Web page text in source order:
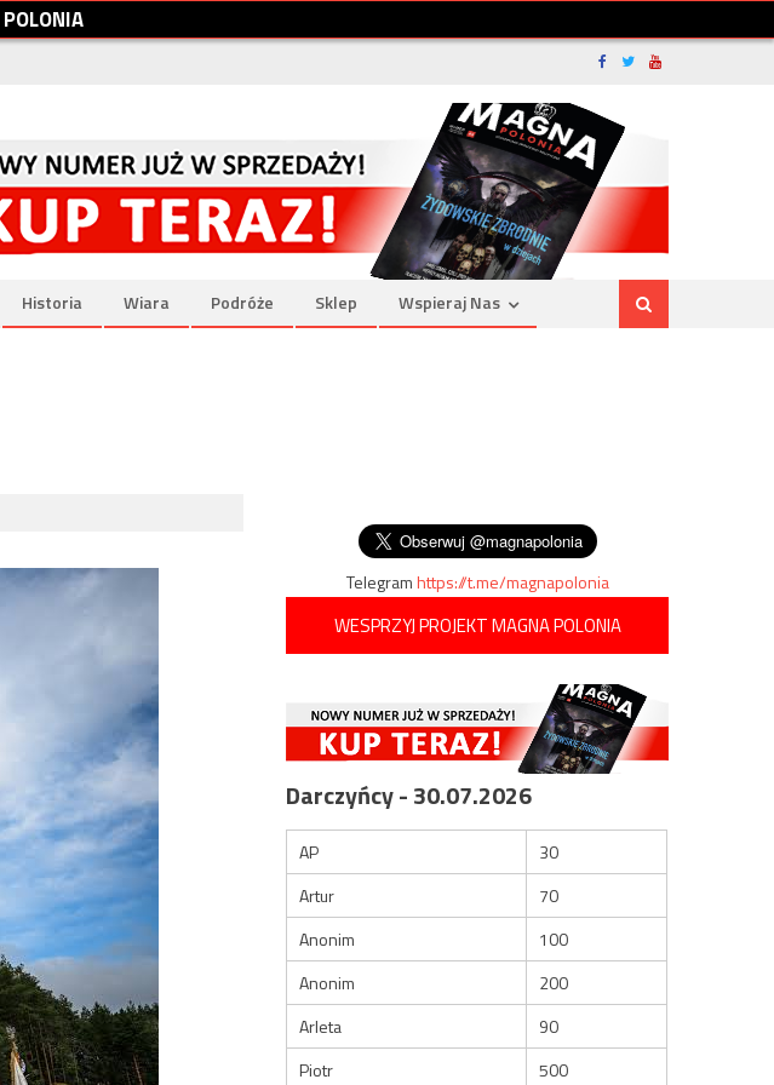
POLONIA
Historia Wiara Podróże Sklep Wspieraj Nas
Telegramhttps://t.me/magnapolonia
WESPRZYJ PROJEKT MAGNA POLONIA
Darczyńcy - 30.07.2026
AP
30
Artur
70
Anonim
100
Anonim
200
Arleta
90
Piotr
500